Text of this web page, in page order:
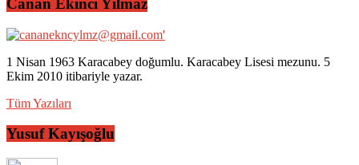
Canan Ekinci Yılmaz
1 Nisan 1963 Karacabey doğumlu. Karacabey Lisesi mezunu. 5
Ekim 2010 itibariyle yazar.
Tüm Yazıları
Yusuf Kayışoğlu